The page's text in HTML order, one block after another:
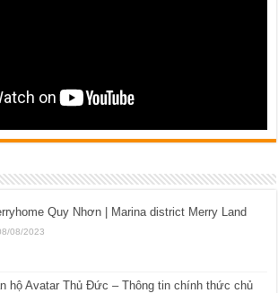
Quy Nhơn | Marina district Merry Land
08/2023
hộ Avatar Thủ Đức – Thông tin chính thức chủ